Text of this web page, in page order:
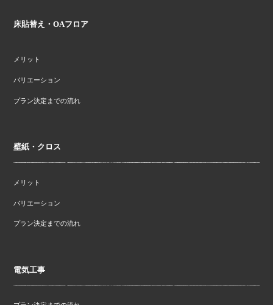
床貼替え・OAフロア
メリット
バリエーション
プラン決定までの流れ
壁紙・クロス
メリット
バリエーション
プラン決定までの流れ
電気工事